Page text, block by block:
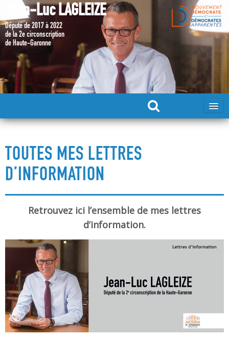
Jean-Luc LAGLEIZE
Député de 2017 à 2022
de la 2e circonscription
de Haute-Garonne
MA CANDIDATURE 2024
DÉPUTÉ 2017 – 2022
MES ACTIONS 2017 – 2022
TOUTES MES LETTRES
D’INFORMATION
Retrouvez ici l’ensemble de mes lettres
d’information.